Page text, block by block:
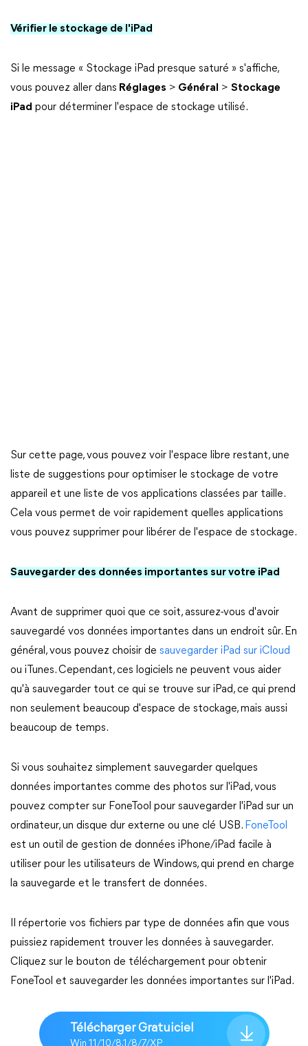
Vérifier le stockage de l'iPad
Si le message « Stockage iPad presque saturé » s'affiche,
vous pouvez aller dans Réglages > Général > Stockage
iPad pour déterminer l'espace de stockage utilisé.
Sur cette page, vous pouvez voir l'espace libre restant, une
liste de suggestions pour optimiser le stockage de votre
appareil et une liste de vos applications classées par taille.
Cela vous permet de voir rapidement quelles applications
vous pouvez supprimer pour libérer de l'espace de stockage.
Sauvegarder des données importantes sur votre iPad
Avant de supprimer quoi que ce soit, assurez-vous d'avoir
sauvegardé vos données importantes dans un endroit sûr. En
général, vous pouvez choisir de sauvegarder iPad sur iCloud
ou iTunes. Cependant, ces logiciels ne peuvent vous aider
qu'à sauvegarder tout ce qui se trouve sur iPad, ce qui prend
non seulement beaucoup d'espace de stockage, mais aussi
beaucoup de temps.
Si vous souhaitez simplement sauvegarder quelques
données importantes comme des photos sur l'iPad, vous
pouvez compter sur FoneTool pour sauvegarder l'iPad sur un
ordinateur, un disque dur externe ou une clé USB. FoneTool
est un outil de gestion de données iPhone/iPad facile à
utiliser pour les utilisateurs de Windows, qui prend en charge
la sauvegarde et le transfert de données.
Il répertorie vos fichiers par type de données afin que vous
puissiez rapidement trouver les données à sauvegarder.
Cliquez sur le bouton de téléchargement pour obtenir
FoneTool et sauvegarder les données importantes sur l'iPad.
Télécharger Gratuiciel
Win 11/10/8.1/8/7/XP